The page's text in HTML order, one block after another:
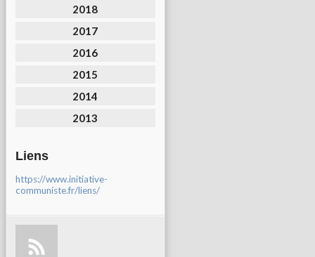
2018
2017
2016
2015
2014
2013
Liens
https://www.initiative-
communiste.fr/liens/